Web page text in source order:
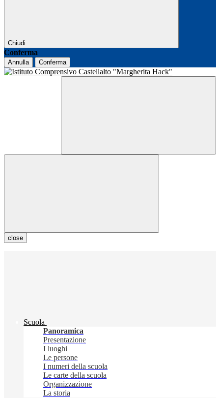
Chiudi
Conferma
Annulla Conferma
close
Scuola
Panoramica
Presentazione
I luoghi
Le persone
I numeri della scuola
Le carte della scuola
Organizzazione
La storia